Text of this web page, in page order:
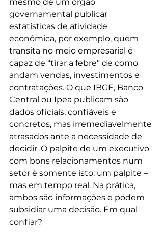
mesmo de um órgão
governamental publicar
estatísticas de atividade
econômica, por exemplo, quem
transita no meio empresarial é
capaz de “tirar a febre” de como
andam vendas, investimentos e
contratações. O que IBGE, Banco
Central ou Ipea publicam são
dados oficiais, confiáveis e
concretos, mas irremediavelmente
atrasados ante a necessidade de
decidir. O palpite de um executivo
com bons relacionamentos num
setor é somente isto: um palpite –
mas em tempo real. Na prática,
ambos são informações e podem
subsidiar uma decisão. Em qual
confiar?